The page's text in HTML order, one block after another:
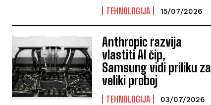
TEHNOLOGIJA 15/07/2026
Anthropic razvija
vlastiti AI čip,
Samsung vidi priliku za
veliki proboj
TEHNOLOGIJA 03/07/2026